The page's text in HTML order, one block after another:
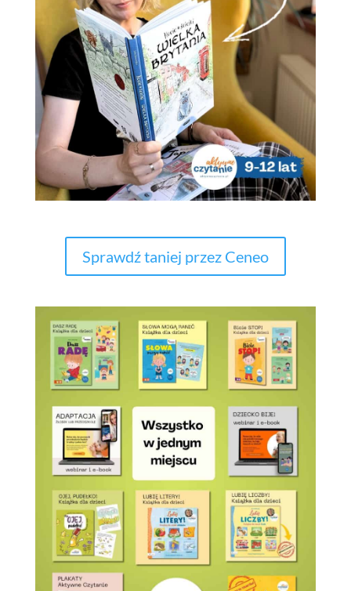
Sprawdź taniej przez Ceneo